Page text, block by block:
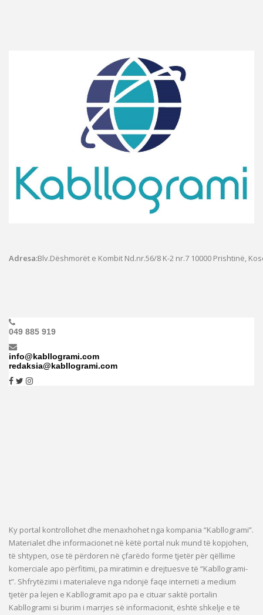
Adresa:Blv.Dëshmorët e Kombit Nd.nr.56/8 K-2 nr.7 10000 Prishtinë,
049 885 919
info@kabllogrami.com
redaksia@kabllogrami.com
Ky portal kontrollohet dhe menaxhohet nga kompania “Kabllogrami”.
Materialet dhe informacionet në këtë portal nuk mund të kopjohen,
të shtypen, ose të përdoren në çfarëdo forme tjetër për qëllime
komerciale apo përfitimi, pa miratimin e drejtuesve të “Kabllogrami-
t”. Shfrytëzimi i materialeve nga ndonjë faqe interneti a medium
tjetër pa lejen e Kabllogramit apo pa e cituar saktë portalin
Kabllogrami si burim i marrjes së informacionit, është shkelje e të